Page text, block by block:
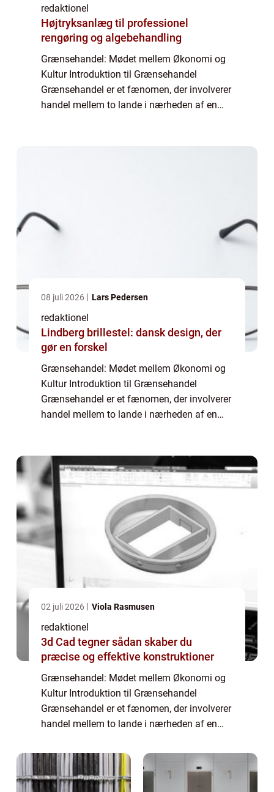
redaktionel
Højtryksanlæg til professionel
rengøring og algebehandling
Grænsehandel: Mødet mellem Økonomi og
Kultur Introduktion til Grænsehandel
Grænsehandel er et fænomen, der involverer
handel mellem to lande i nærheden af en
08 juli 2026 Lars Pedersen
redaktionel
Lindberg brillestel: dansk design, der
gør en forskel
Grænsehandel: Mødet mellem Økonomi og
Kultur Introduktion til Grænsehandel
Grænsehandel er et fænomen, der involverer
handel mellem to lande i nærheden af en
med...
02 juli 2026 Viola Rasmusen
redaktionel
3d Cad tegner sådan skaber du
præcise og effektive konstruktioner
Grænsehandel: Mødet mellem Økonomi og
Kultur Introduktion til Grænsehandel
Grænsehandel er et fænomen, der involverer
handel mellem to lande i nærheden af en
eksisteret i mange århundreder og fortsætter
med...